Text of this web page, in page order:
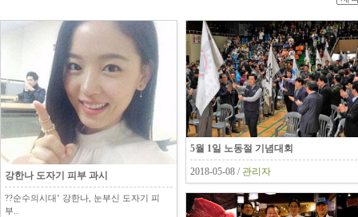
강한나 도자기 피부 과시
??순수의시대’ 강한나, 눈부신 도자기 피
부..
5월 1일 노동절 기념대회
2018-05-08 / 관리자